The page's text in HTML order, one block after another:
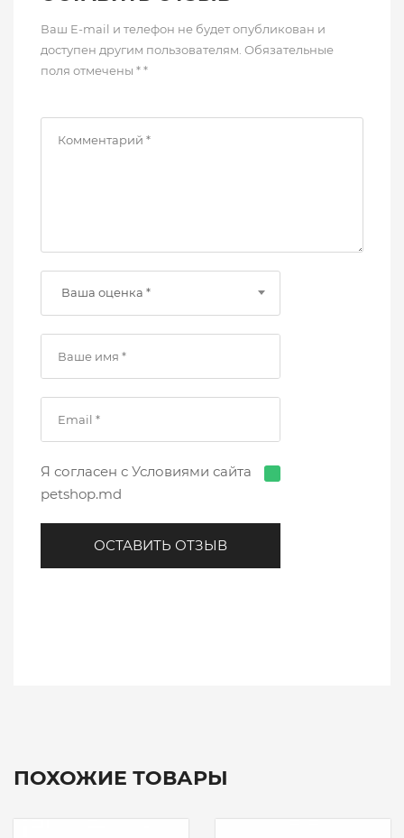
Ваш E-mail и телефон не будет опубликован и
доступен другим пользователям. Обязательные
поля отмечены * *
Ваша оценка *
Я согласен с Условиями сайта
petshop.md
ОСТАВИТЬ ОТЗЫВ
ПОХОЖИЕ ТОВАРЫ